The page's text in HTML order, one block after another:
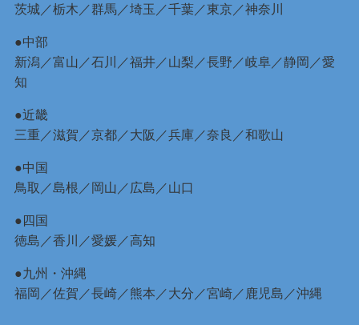
茨城／栃木 ／群馬／埼玉 ／千葉／東京／神奈川
●中部
新潟 ／富山 ／石川 ／福井／山梨 ／長野 ／岐阜／静岡 ／愛
知
●近畿
三重 ／滋賀 ／京都／大阪 ／兵庫／奈良 ／和歌山
●中国
鳥取 ／島根 ／岡山 ／ 広島 ／山口
●四国
徳島 ／香川 ／愛媛／高知
●九州・沖縄
福岡 ／佐賀 ／長崎／熊本 ／大分 ／宮崎／ 鹿児島 ／沖縄